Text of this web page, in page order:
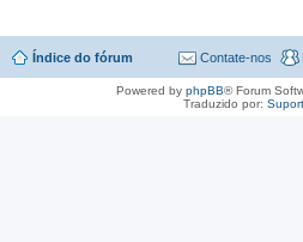
Índice do fórum Contate-nos
Powered by phpBB® Forum
Traduzido por: